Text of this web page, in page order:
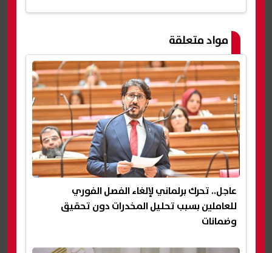
مواد متعلقة
عاجل.. تحرك برلماني لإلغاء الفصل الفوري
للعاملين بسبب تحليل المخدرات دون تحقيق
وضمانات